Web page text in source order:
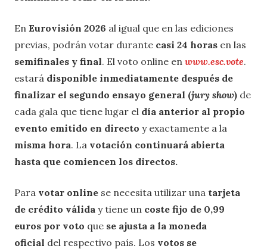
En Eurovisión 2026 al igual que en las ediciones
previas, podrán votar durante casi 24 horas en las
semifinales y final. El voto online en www.esc.vote.
estará disponible inmediatamente después de
finalizar el segundo ensayo general (jury show) de
cada gala que tiene lugar el día anterior al propio
evento emitido en directo y exactamente a la
misma hora. La votación continuará abierta
hasta que comiencen los directos.
Para votar online se necesita utilizar una tarjeta
de crédito válida y tiene un coste fijo de 0,99
euros por voto que se ajusta a la moneda
oficial del respectivo país. Los votos se